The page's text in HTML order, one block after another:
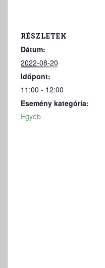
RÉSZLETEK
Dátum:
2022-08-20
Időpont:
11:00 - 12:00
Esemény kategória:
Egyéb